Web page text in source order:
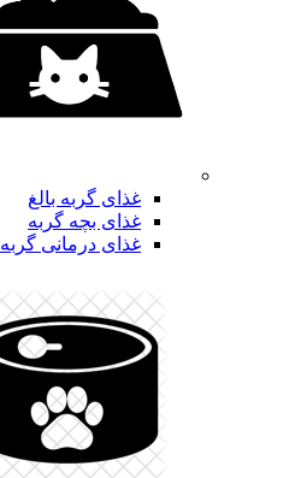
غذای گربه بالغ
غذای بچه گربه
غذای درمانی گربه